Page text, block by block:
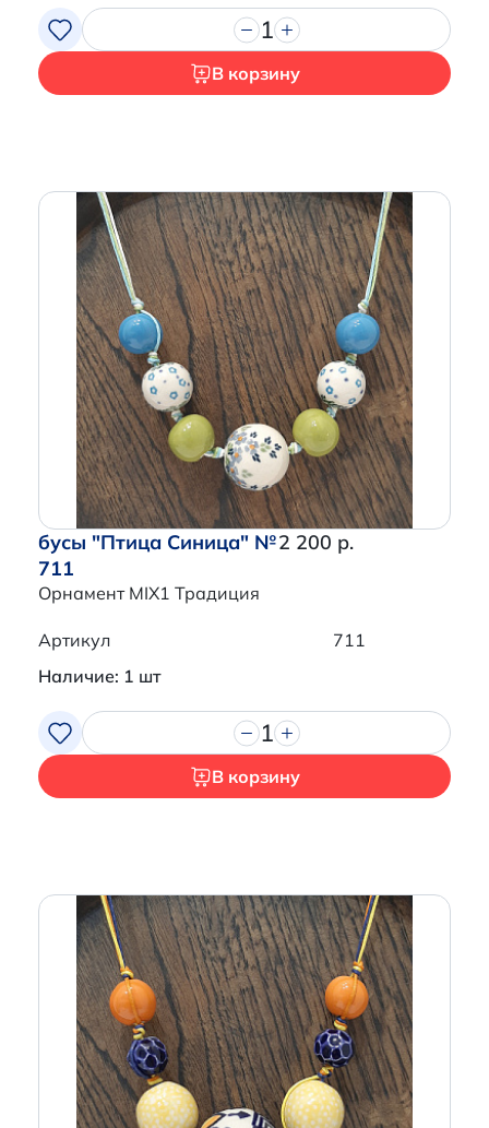
1
В корзину
бусы "Птица Синица" №
711
Орнамент MIX1 Традиция
2 200 р.
Артикул
711
Наличие: 1 шт
1
В корзину